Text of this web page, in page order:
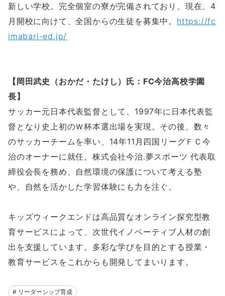
新しい学校。完全個室の寮が完備されており、現在、4
月開校に向けて、全国からの生徒を募集中。 https://fc
imabari-ed.jp/
【岡田武史（おかだ・たけし）氏：FC今治高校学園
長】
サッカー元日本代表監督として、1997年に日本代表監
督となり史上初のＷ杯本選出場を実現。その後、数々
のサッカーチームを率い、14年11月四国リーグＦＣ今
治のオーナーに就任。株式会社今治.夢スポーツ 代表取
締役会長を務め、自然環境の保護について考える塾
や、自然を活かした学習体験にも力を注ぐ。
キッズウィークエンドは高品質なオンライン探究型教
育サービスによって、次世代イノベーティブ人材の創
出を支援しています。多彩な学びを目的とする授業・
教育サービスをこれからも開発してまいります。
# リーダーシップ育成